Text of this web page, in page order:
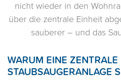
nicht wieder in den
über die zentrale Einheit
sauberer – und das
WARUM EINE ZENTRALE
STAUBSAUGERANLAGE